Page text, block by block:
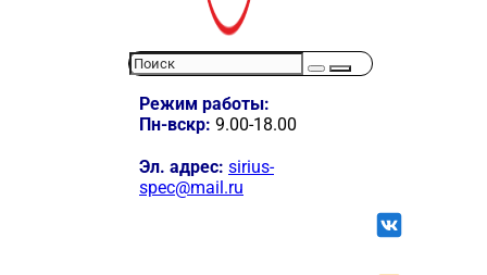
Режим работы:
Пн-вскр: 9.00-18.00
Эл. адрес: sirius-
spec@mail.ru